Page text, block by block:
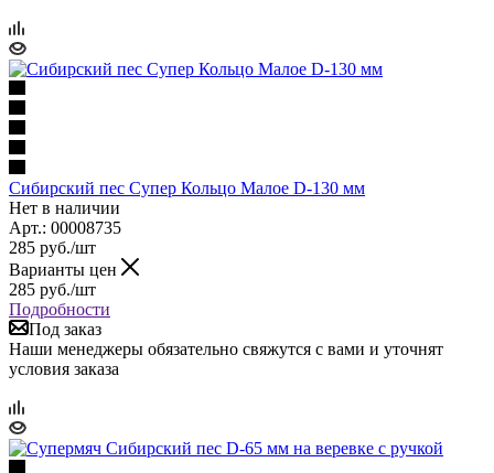
Сибирский пес Супер Кольцо Малое D-130 мм
Нет в наличии
Арт.: 00008735
285 руб./шт
Варианты цен
285 руб./шт
Подробности
Под заказ
Наши менеджеры обязательно свяжутся с вами и уточнят
условия заказа